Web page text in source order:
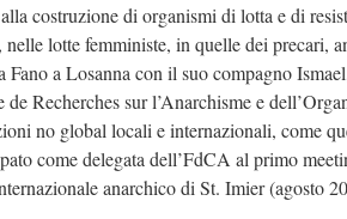
costruzione di organismi di lotta e di
nelle lotte femministe, in quelle dei precari,
Fano a Losanna con il suo compagno
de Recherches sur l’Anarchisme e
no global locali e internazionali, come
come delegata dell’FdCA al primo
anarchico di St. Imier (agosto